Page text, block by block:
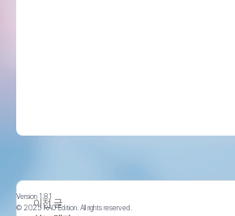
이전 글
Version 1.8.1
© 2025 RA0 Edition. All rights reserved.